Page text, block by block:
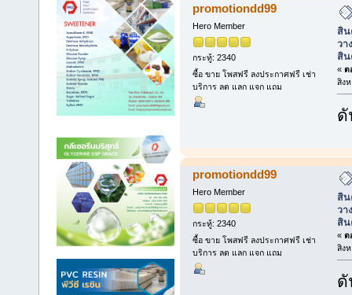
promotiondd99
Hero Member
กระทู้: 2340
ซื้อ ขาย โพสฟรี ลงประกาศฟรี เช่า
บริการ ลด แลก แจก แถม
สิน
วา
สิน
« ต
สิง
ดั
promotiondd99
Hero Member
กระทู้: 2340
ซื้อ ขาย โพสฟรี ลงประกาศฟรี เช่า
บริการ ลด แลก แจก แถม
สิน
วา
สิน
« ต
สิง
ดั